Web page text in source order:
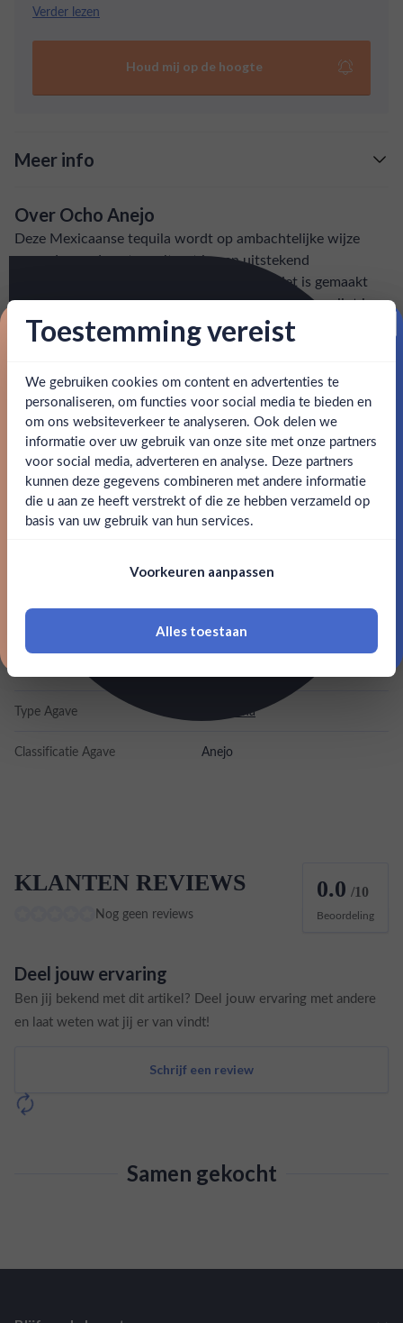
Ben jij 18 jaar of ouder?
Ja Nee
18 jaar of ouder zijn
wijze geproduceerd, wat resulteert in een uitstekend
jaar gerijpt in oude Amerikaanse whiskyvaten. De
tequila heeft rijke tonen van kaneel en gedroogd fruit,
Verder lezen
Houd mij op de hoogte
Meer info
Snelle levering: voor 15:00, morgen in huis (uitzondering bij
artikel vermeld)
en goed bereikbare klantenservice.
Over Ocho Anejo
Deze Mexicaanse tequila wordt op ambachtelijke wijze
geproduceerd, wat resulteert in een uitstekend
uitgebalanceerde en toegankelijke drank. Het is gemaakt
van 100% blauwe weberagave en heeft een jaar gerijpt in
oude Amerikaanse whiskyvaten. De tequila heeft rijke
tonen van kaneel en gedroogd fruit, met een mooie lange
SPECIFICATIES
Alcohol 40.00%
Merk Tequila Ocho
Mexico
Type Agave Tequiliana
Classificatie Agave Anejo
KLANTEN REVIEWS
Nog geen reviews
0.0 /10
Beoordeling
Deel jouw ervaring
Ben jij bekend met dit artikel? Deel jouw ervaring met andere
en laat weten wat jij er van vindt!
Schrijf een review
Samen gekocht
Toestemming vereist
We gebruiken cookies om content en advertenties te
personaliseren, om functies voor social media te bieden en
om ons websiteverkeer te analyseren. Ook delen we
informatie over uw gebruik van onze site met onze partners
voor social media, adverteren en analyse. Deze partners
kunnen deze gegevens combineren met andere informatie
die u aan ze heeft verstrekt of die ze hebben verzameld op
basis van uw gebruik van hun services.
Voorkeuren aanpassen
Alles toestaan
Proost op je eerste korting!
Schrijf je in en ontvang direct 5% korting op je eerste
bestelling.
Email
Claim mijn korting